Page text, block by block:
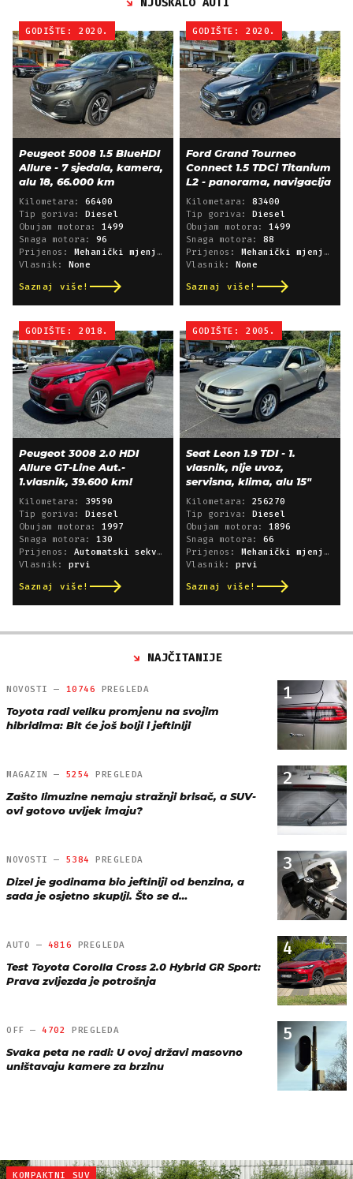
NJUŠKALO AUTI
GODIŠTE: 2020.
Peugeot 5008 1.5 BlueHDI
Allure - 7 sjedala, kamera,
alu 18, 66.000 km
Kilometara: 66400
Tip goriva: Diesel
Obujam motora: 1499
Snaga motora: 96
Prijenos: Mehanički mjenjač
Vlasnik: None
Saznaj više!
GODIŠTE: 2020.
Ford Grand Tourneo
Connect 1.5 TDCi Titanium
L2 - panorama, navigacija
Kilometara: 83400
Tip goriva: Diesel
Obujam motora: 1499
Snaga motora: 88
Prijenos: Mehanički mjenjač
Vlasnik: None
Saznaj više!
GODIŠTE: 2018.
Peugeot 3008 2.0 HDI
Allure GT-Line Aut.-
1.vlasnik, 39.600 km!
Kilometara: 39590
Tip goriva: Diesel
Obujam motora: 1997
Snaga motora: 130
Prijenos: Automatski sekvencijski
Vlasnik: prvi
Saznaj više!
GODIŠTE: 2005.
Seat Leon 1.9 TDI - 1.
vlasnik, nije uvoz,
servisna, klima, alu 15"
Kilometara: 256270
Tip goriva: Diesel
Obujam motora: 1896
Snaga motora: 66
Prijenos: Mehanički mjenjač
Vlasnik: prvi
Saznaj više!
NAJČITANIJE
1
NOVOSTI — 10746 PREGLEDA
Toyota radi veliku promjenu na svojim
hibridima: Bit će još bolji i jeftiniji
2
MAGAZIN — 5254 PREGLEDA
Zašto limuzine nemaju stražnji brisač, a SUV-
ovi gotovo uvijek imaju?
3
NOVOSTI — 5384 PREGLEDA
Dizel je godinama bio jeftiniji od benzina, a
sada je osjetno skuplji. Što se d…
4
AUTO — 4816 PREGLEDA
Test Toyota Corolla Cross 2.0 Hybrid GR Sport:
Prava zvijezda je potrošnja
5
OFF —4702 PREGLEDA
Svaka peta ne radi: U ovoj državi masovno
uništavaju kamere za brzinu
KOMPAKTNI SUV